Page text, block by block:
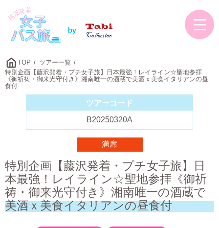
TOP
ツアー一覧
特別企画【藤沢発着・プチ女子旅】日本最強！レイライン☆聖地参拝
《御祈祷・御来光守付き》湘南唯一の酒蔵で美酒ｘ美食イタリアンの昼
食付
ツアーコード
B20250320A
満席
特別企画【藤沢発着・プチ女子旅】日
本最強！レイライン☆聖地参拝《御祈
祷・御来光守付き》湘南唯一の酒蔵で
美酒ｘ美食イタリアンの昼食付